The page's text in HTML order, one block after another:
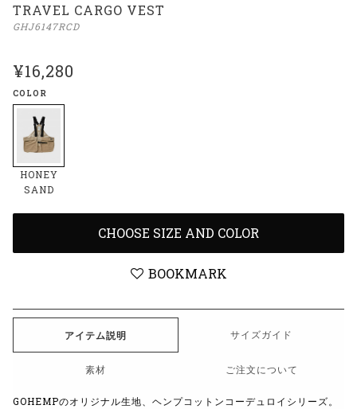
TRAVEL CARGO VEST
GHJ6147RCD
¥16,280
COLOR
HONEY
SAND
CHOOSE SIZE AND COLOR
BOOKMARK
アイテム説明 サイズガイド
素材 ご注文について
GOHEMPのオリジナル生地、ヘンプコットンコーデュロイシリーズ。